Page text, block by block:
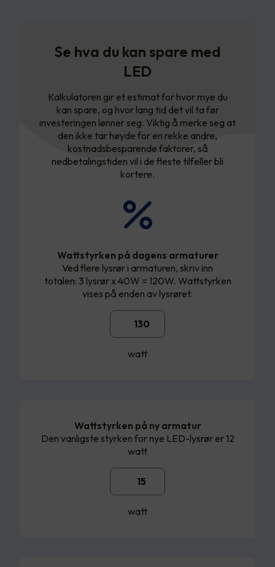
Se hva du kan spare med
LED
Kalkulatoren gir et estimat for hvor mye du
kan spare, og hvor lang tid det vil ta før
investeringen lønner seg. Viktig å merke seg at
den ikke tar høyde for en rekke andre,
kostnadsbesparende faktorer, så
nedbetalingstiden vil i de fleste tilfeller bli
kortere.
Wattstyrken på dagens armaturer
Ved flere lysrør i armaturen, skriv inn
totalen: 3 lysrør x 40W = 120W. Wattstyrken
vises på enden av lysrøret.
watt
Wattstyrken på ny armatur
Den vanligste styrken for nye LED-lysrør er 12
watt
watt